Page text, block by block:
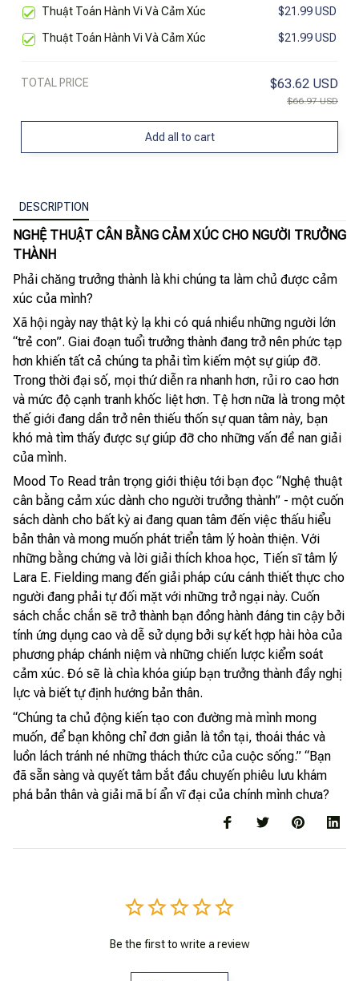
Thuật Toán Hành Vi Và Cảm Xúc $21.99 USD
Thuật Toán Hành Vi Và Cảm Xúc $21.99 USD
TOTAL PRICE $63.62 USD
$66.97 USD
Add all to cart
DESCRIPTION
NGHỆ THUẬT CÂN BẰNG CẢM XÚC CHO NGƯỜI TRƯỞNG
THÀNH
Phải chăng trưởng thành là khi chúng ta làm chủ được cảm
xúc của mình?
Xã hội ngày nay thật kỳ lạ khi có quá nhiều những người lớn
“trẻ con”. Giai đoạn tuổi trưởng thành đang trở nên phức tạp
hơn khiến tất cả chúng ta phải tìm kiếm một sự giúp đỡ.
Trong thời đại số, mọi thứ diễn ra nhanh hơn, rủi ro cao hơn
và mức độ cạnh tranh khốc liệt hơn. Tệ hơn nữa là trong một
thế giới đang dần trở nên thiếu thốn sự quan tâm này, bạn
khó mà tìm thấy được sự giúp đỡ cho những vấn đề nan giải
của mình.
Mood To Read trân trọng giới thiệu tới bạn đọc “Nghệ thuật
cân bằng cảm xúc dành cho người trưởng thành” - một cuốn
sách dành cho bất kỳ ai đang quan tâm đến việc thấu hiểu
bản thân và mong muốn phát triển tâm lý hoàn thiện. Với
những bằng chứng và lời giải thích khoa học, Tiến sĩ tâm lý
Lara E. Fielding mang đến giải pháp cứu cánh thiết thực cho
người đang phải tự đối mặt với những trở ngại này. Cuốn
sách chắc chắn sẽ trở thành bạn đồng hành đáng tin cậy bởi
tính ứng dụng cao và dễ sử dụng bởi sự kết hợp hài hòa của
phương pháp chánh niệm và những chiến lược kiểm soát
cảm xúc. Đó sẽ là chìa khóa giúp bạn trưởng thành đầy nghị
lực và biết tự định hướng bản thân.
“Chúng ta chủ động kiến tạo con đường mà mình mong
muốn, để bạn không chỉ đơn giản là tồn tại, thoái thác và
luồn lách tránh né những thách thức của cuộc sống.” “Bạn
đã sẵn sàng và quyết tâm bắt đầu chuyến phiêu lưu khám
phá bản thân và giải mã bí ẩn vĩ đại của chính mình chưa?
Be the first to write a review